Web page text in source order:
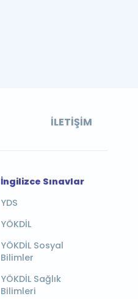
İLETIŞIM
İngilizce Sınavlar
YDS
YÖKDİL
YÖKDİL Sosyal
Bilimler
YÖKDİL Sağlık
Bilimleri